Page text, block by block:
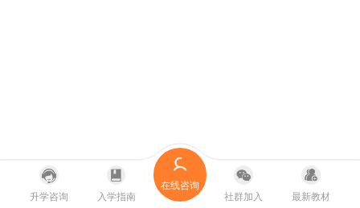
升学咨询 入学指南
在线咨询
社群加入
最新教材